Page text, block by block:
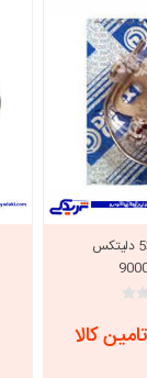
پیکان پلاتین 53 دلیتکس
کالا